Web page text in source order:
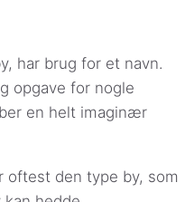
har brug for et navn.
opgave for nogle
en helt imaginær
oftest den type by, som